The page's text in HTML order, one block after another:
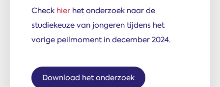
Check hier het onderzoek naar de
studiekeuze van jongeren tijdens het
vorige peilmoment in december 2024.
Download het onderzoek